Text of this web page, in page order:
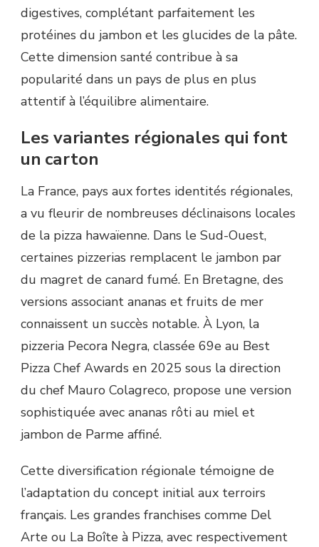
digestives, complétant parfaitement les
protéines du jambon et les glucides de la pâte.
Cette dimension santé contribue à sa
popularité dans un pays de plus en plus
attentif à l’équilibre alimentaire.
Les variantes régionales qui font
un carton
La France, pays aux fortes identités régionales,
a vu fleurir de nombreuses déclinaisons locales
de la pizza hawaïenne. Dans le Sud-Ouest,
certaines pizzerias remplacent le jambon par
du magret de canard fumé. En Bretagne, des
versions associant ananas et fruits de mer
connaissent un succès notable. À Lyon, la
pizzeria Pecora Negra, classée 69e au Best
Pizza Chef Awards en 2025 sous la direction
du chef Mauro Colagreco, propose une version
sophistiquée avec ananas rôti au miel et
jambon de Parme affiné.
Cette diversification régionale témoigne de
l’adaptation du concept initial aux terroirs
français. Les grandes franchises comme Del
Arte ou La Boîte à Pizza, avec respectivement